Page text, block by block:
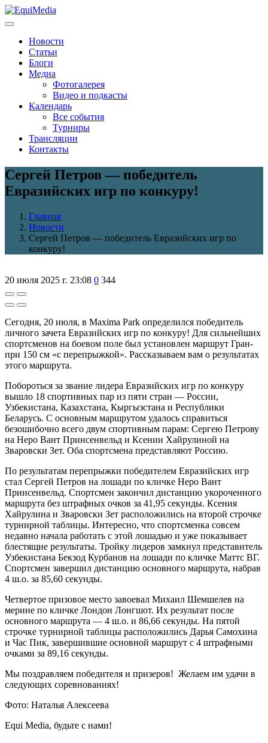
Новости
Статьи
Блоги
Медиа
Фотогалерея
Видео и подкасты
Календарь
Все события
Турниры
Трансляции
Контакты
Сергей Петров — победитель
Евразийских игр по конкуру!
Главная
Новости
Сергей Петров — победитель Евразийских игр по
конкуру!
20 июля 2025 г. 23:08 0 344
Сегодня, 20 июля, в Maxima Park определился победитель
личного зачета Евразийских игр по конкуру! Для сильнейших
спортсменов на боевом поле был установлен маршрут Гран-
при 150 см «с перепрыжкой». Рассказываем вам о результатах
этого маршрута.
Побороться за звание лидера Евразийских игр по конкуру
вышло 18 спортивных пар из пяти стран — России,
Узбекистана, Казахстана, Кыргызстана и Республики
Беларусь. С основным маршрутом удалось справиться
безошибочно всего двум спортивным парам: Сергею Петрову
на Неро Вант Принсенвельд и Ксении Хайрулиной на
Зваровски Зет. Оба спортсмена представляют Россию.
По результатам перепрыжки победителем Евразийских игр
стал Сергей Петров на лошади по кличке Неро Вант
Принсенвельд. Спортсмен закончил дистанцию укороченного
маршрута без штрафных очков за 41,95 секунды. Ксения
Хайрулина и Зваровски Зет расположились на второй строчке
турнирной таблицы. Интересно, что спортсменка совсем
недавно начала работать с этой лошадью и уже показывает
блестящие результаты. Тройку лидеров замкнул представитель
Узбекистана Бекзод Курбанов на лошади по кличке Маттс ВГ.
Спортсмен завершил дистанцию основного маршрута, набрав
4 ш.о. за 85,60 секунды.
Четвертое призовое место завоевал Михаил Шемшелев на
мерине по кличке Лондон Лонгшот. Их результат после
основного маршрута — 4 ш.о. и 86,66 секунды. На пятой
строчке турнирной таблицы расположились Дарья Самохина
и Час Пик, завершившие основной маршрут с 4 штрафными
очками за 89,16 секунды.
Мы поздравляем победителя и призеров! Желаем им удачи в
следующих соревнованиях!
Фото: Наталья Алексеева
Equi Media, будьте с нами!